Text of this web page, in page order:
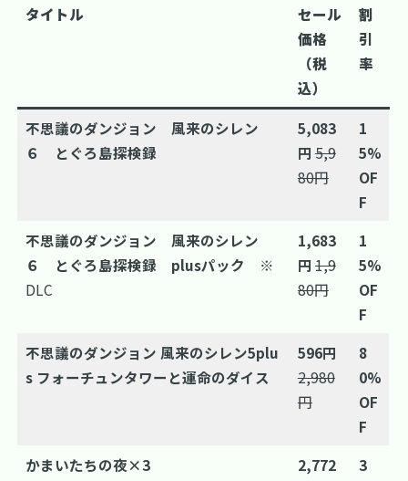
タイトル
セール
価格
（税
込）
割
引
率
不思議のダンジョン 風来のシレン
６ とぐろ島探検録
5,083
円 5,9
80円
1
5%
OF
F
不思議のダンジョン 風来のシレン
６ とぐろ島探検録 plusパック ※
DLC
1,683
円 1,9
80円
1
5%
OF
F
不思議のダンジョン 風来のシレン5plu
s フォーチュンタワーと運命のダイス
596円
2,980
円
8
0%
OF
F
かまいたちの夜×3
2,772
3